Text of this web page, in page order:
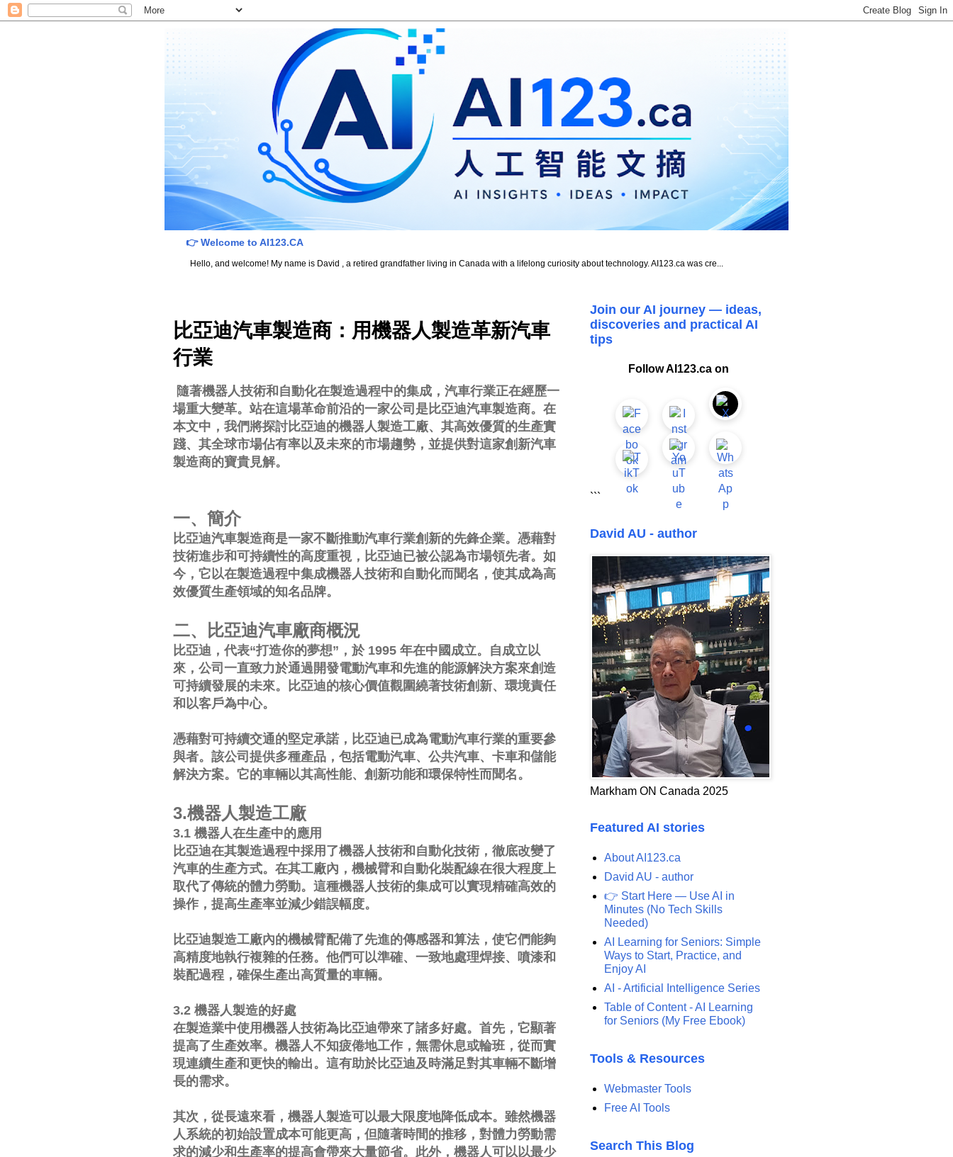
👉 Welcome to AI123.CA
Hello, and welcome! My name is David , a retired grandfather living in Canada with a lifelong curiosity about technology. AI123.ca was cre...
比亞迪汽車製造商：用機器人製造革新汽車
行業
隨著機器人技術和自動化在製造過程中的集成，汽車行業正在經歷一
場重大變革。站在這場革命前沿的一家公司是比亞迪汽車製造商。在
本文中，我們將探討比亞迪的機器人製造工廠、其高效優質的生產實
踐、其全球市場佔有率以及未來的市場趨勢，並提供對這家創新汽車
製造商的寶貴見解。
一、簡介
比亞迪汽車製造商是一家不斷推動汽車行業創新的先鋒企業。憑藉對
技術進步和可持續性的高度重視，比亞迪已被公認為市場領先者。如
今，它以在製造過程中集成機器人技術和自動化而聞名，使其成為高
效優質生產領域的知名品牌。
二、比亞迪汽車廠商概況
比亞迪，代表“打造你的夢想”，於 1995 年在中國成立。自成立以
來，公司一直致力於通過開發電動汽車和先進的能源解決方案來創造
可持續發展的未來。比亞迪的核心價值觀圍繞著技術創新、環境責任
和以客戶為中心。
憑藉對可持續交通的堅定承諾，比亞迪已成為電動汽車行業的重要參
與者。該公司提供多種產品，包括電動汽車、公共汽車、卡車和儲能
解決方案。它的車輛以其高性能、創新功能和環保特性而聞名。
3.機器人製造工廠
3.1 機器人在生產中的應用
比亞迪在其製造過程中採用了機器人技術和自動化技術，徹底改變了
汽車的生產方式。在其工廠內，機械臂和自動化裝配線在很大程度上
取代了傳統的體力勞動。這種機器人技術的集成可以實現精確高效的
操作，提高生產率並減少錯誤幅度。
比亞迪製造工廠內的機械臂配備了先進的傳感器和算法，使它們能夠
高精度地執行複雜的任務。他們可以準確、一致地處理焊接、噴漆和
裝配過程，確保生產出高質量的車輛。
3.2 機器人製造的好處
在製造業中使用機器人技術為比亞迪帶來了諸多好處。首先，它顯著
提高了生產效率。機器人不知疲倦地工作，無需休息或輪班，從而實
現連續生產和更快的輸出。這有助於比亞迪及時滿足對其車輛不斷增
長的需求。
其次，從長遠來看，機器人製造可以最大限度地降低成本。雖然機器
人系統的初始設置成本可能更高，但隨著時間的推移，對體力勞動需
求的減少和生產率的提高會帶來大量節省。此外，機器人可以以最少
Join our AI journey — ideas,
discoveries and practical AI
tips
Follow AI123.ca on
```
David AU - author
Markham ON Canada 2025
Featured AI stories
About AI123.ca
David AU - author
👉 Start Here — Use AI in
Minutes (No Tech Skills
Needed)
AI Learning for Seniors: Simple
Ways to Start, Practice, and
Enjoy AI
AI - Artificial Intelligence Series
Table of Content - AI Learning
for Seniors (My Free Ebook)
Tools & Resources
Webmaster Tools
Free AI Tools
Search This Blog